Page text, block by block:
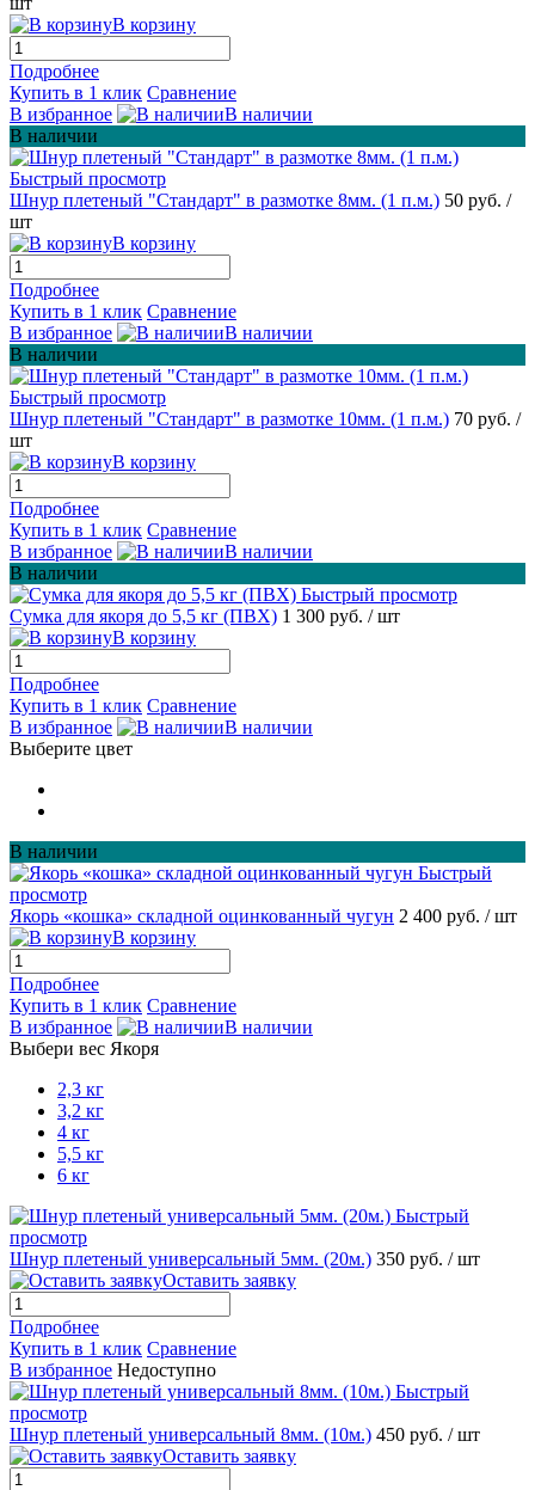
В корзину
Подробнее
Купить в 1 клик Сравнение
В избранное
В наличии
В наличии
Быстрый просмотр
Шнур плетеный "Стандарт" в размотке 8мм. (1 п.м.) 50 руб. /
шт
В корзину
Подробнее
Купить в 1 клик Сравнение
В избранное
В наличии
В наличии
Быстрый просмотр
Шнур плетеный "Стандарт" в размотке 10мм. (1 п.м.) 70 руб. /
шт
В корзину
Подробнее
Купить в 1 клик Сравнение
В избранное
В наличии
В наличии
Быстрый просмотр
Сумка для якоря до 5,5 кг (ПВХ) 1 300 руб. / шт
В корзину
Подробнее
Купить в 1 клик Сравнение
В избранное
В наличии
Выберите цвет
В наличии
Быстрый
просмотр
Якорь «кошка» складной оцинкованный чугун 2 400 руб. / шт
В корзину
Подробнее
Купить в 1 клик Сравнение
В избранное
В наличии
Выбери вес Якоря
2,3 кг
3,2 кг
4 кг
5,5 кг
6 кг
Быстрый
просмотр
Шнур плетеный универсальный 5мм. (20м.) 350 руб. / шт
Оставить заявку
Подробнее
Купить в 1 клик Сравнение
В избранное Недоступно
Быстрый
просмотр
Шнур плетеный универсальный 8мм. (10м.) 450 руб. / шт
Оставить заявку